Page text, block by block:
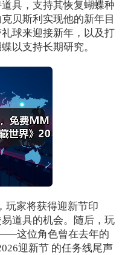
具，支持其恢复蝴蝶种
贝斯利实现他的新年目
球来迎接新年，以及打
以支持长期研究。
玩家将获得迎新节印
道具的机会。随后，玩
这位角色曾在去年的
迎新节 的任务线尾声